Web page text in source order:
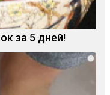
за 5 дней!
i